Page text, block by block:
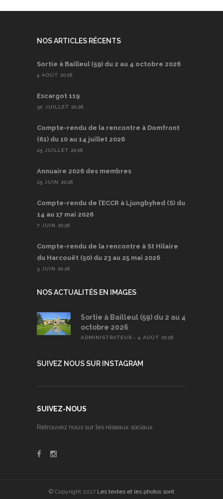
NOS ARTICLES RÉCENTS
Sortie à Bailleul (59) du 2 au 4 octobre 2026
4 AOÛT 2026
Escargot 119
30 JUILLET 2026
Compte-rendu de la rencontre à Domfront
(61) du 10 au 14 juillet 2026
25 JUILLET 2026
Annuaire 2026 des membres
25 JUIN 2026
Compte-rendu de l’ECCR à Ljungbyhed (S) du
14 au 17 mai 2026
7 JUIN 2026
Compte-rendu de la rencontre à St Hilaire
du Harcouët (50) du 23 au 25 mai 2026
3 JUIN 2026
NOS ACTUALITÉS EN IMAGES
Sortie à Bailleul (59) du 2 au 4
octobre 2026
ADMINISTRATEUR 4 AOÛT 2026
SUIVEZ NOUS SUR INSTAGRAM
SUIVEZ-NOUS
Retrouvez nous sur les réseaux sociaux
© Copyright 2017 Les textes et les photos sont